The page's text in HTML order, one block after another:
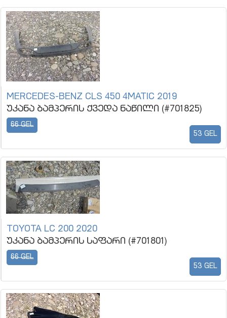
MERCEDES-BENZ CLS 450 4MATIC 2019
უკანა ბამპერის ქვედა ნაწილი (#701825)
66 GEL
53 GEL
TOYOTA LC 200 2020
უკანა ბამპერის საფარი (#701801)
66 GEL
53 GEL